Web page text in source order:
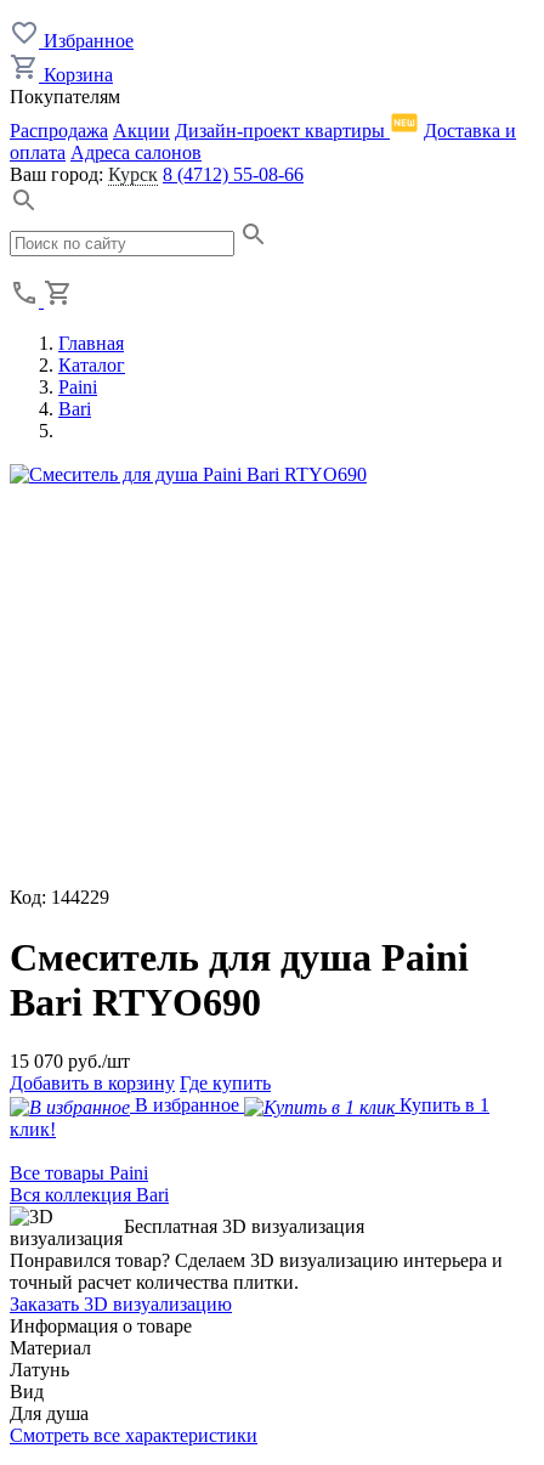
Избранное
Корзина
Покупателям
Распродажа Акции Дизайн-проект квартиры
Доставка и
оплата Адреса салонов
Ваш город: Курск 8 (4712) 55-08-66
Главная
Каталог
Paini
Bari
Код: 144229
Смеситель для душа Paini
Bari RTYO690
15 070 руб./шт
Добавить в корзину Где купить
В избранное
Купить в 1
клик!
Все товары Paini
Вся коллекция Bari
Бесплатная 3D визуализация
Понравился товар? Сделаем 3D визуализацию интерьера и
точный расчет количества плитки.
Заказать 3D визуализацию
Информация о товаре
Материал
Латунь
Вид
Для душа
Смотреть все характеристики